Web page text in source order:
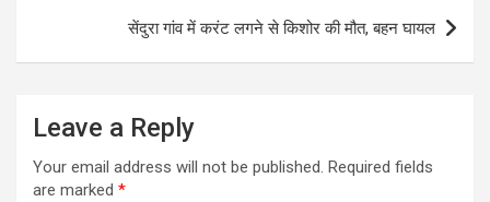
सेंदुरा गांव में करंट लगने से किशोर की मौत, बहन घायल
Leave a Reply
Your email address will not be published. Required fields
are marked *